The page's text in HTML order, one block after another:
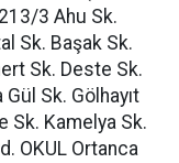
3 Ahu Sk.
Sk. Başak Sk.
Sk. Deste Sk.
Sk. Gölhayıt
Sk. Kamelya Sk.
OKUL Ortanca